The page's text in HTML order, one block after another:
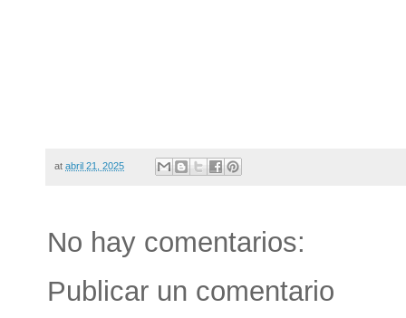
at abril 21, 2025
No hay comentarios:
Publicar un comentario